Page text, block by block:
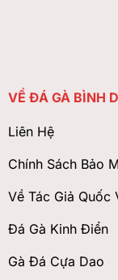
VỀ ĐÁ GÀ BÌNH
Liên Hệ
Chính Sách Bảo
Về Tác Giả Quốc
Đá Gà Kinh Điển
Gà Đá Cựa Dao